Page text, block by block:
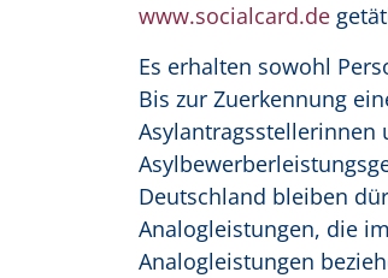
www.socialcard.de
Es erhalten sowohl
Bis zur Zuerkennung
Asylantragsstellerinnen
Deutschland bleiben
Analogleistungen, die
Analogleistungen